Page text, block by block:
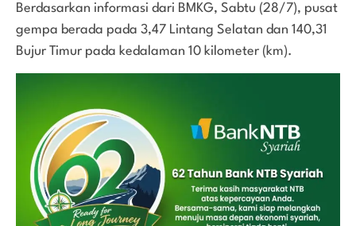
Berdasarkan informasi dari BMKG, Sabtu (28/7), pusat
gempa berada pada 3,47 Lintang Selatan dan 140,31
Bujur Timur pada kedalaman 10 kilometer (km).